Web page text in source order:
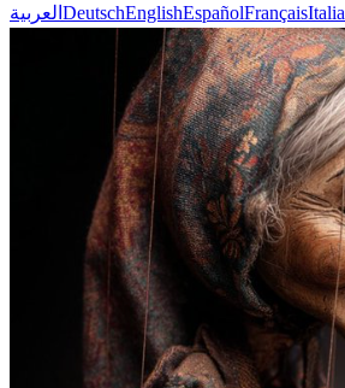
العربية DeutschEnglishEspañolFrançais